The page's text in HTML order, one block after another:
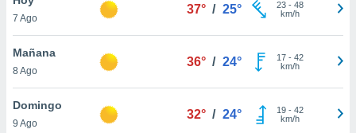
en
más
nuestra
7 Ago
37° / 25° 23- 48
km/h
Mañana
8 Ago
36° / 24° 17- 42
km/h
Domingo
9 Ago
32° / 24° 19- 42
km/h